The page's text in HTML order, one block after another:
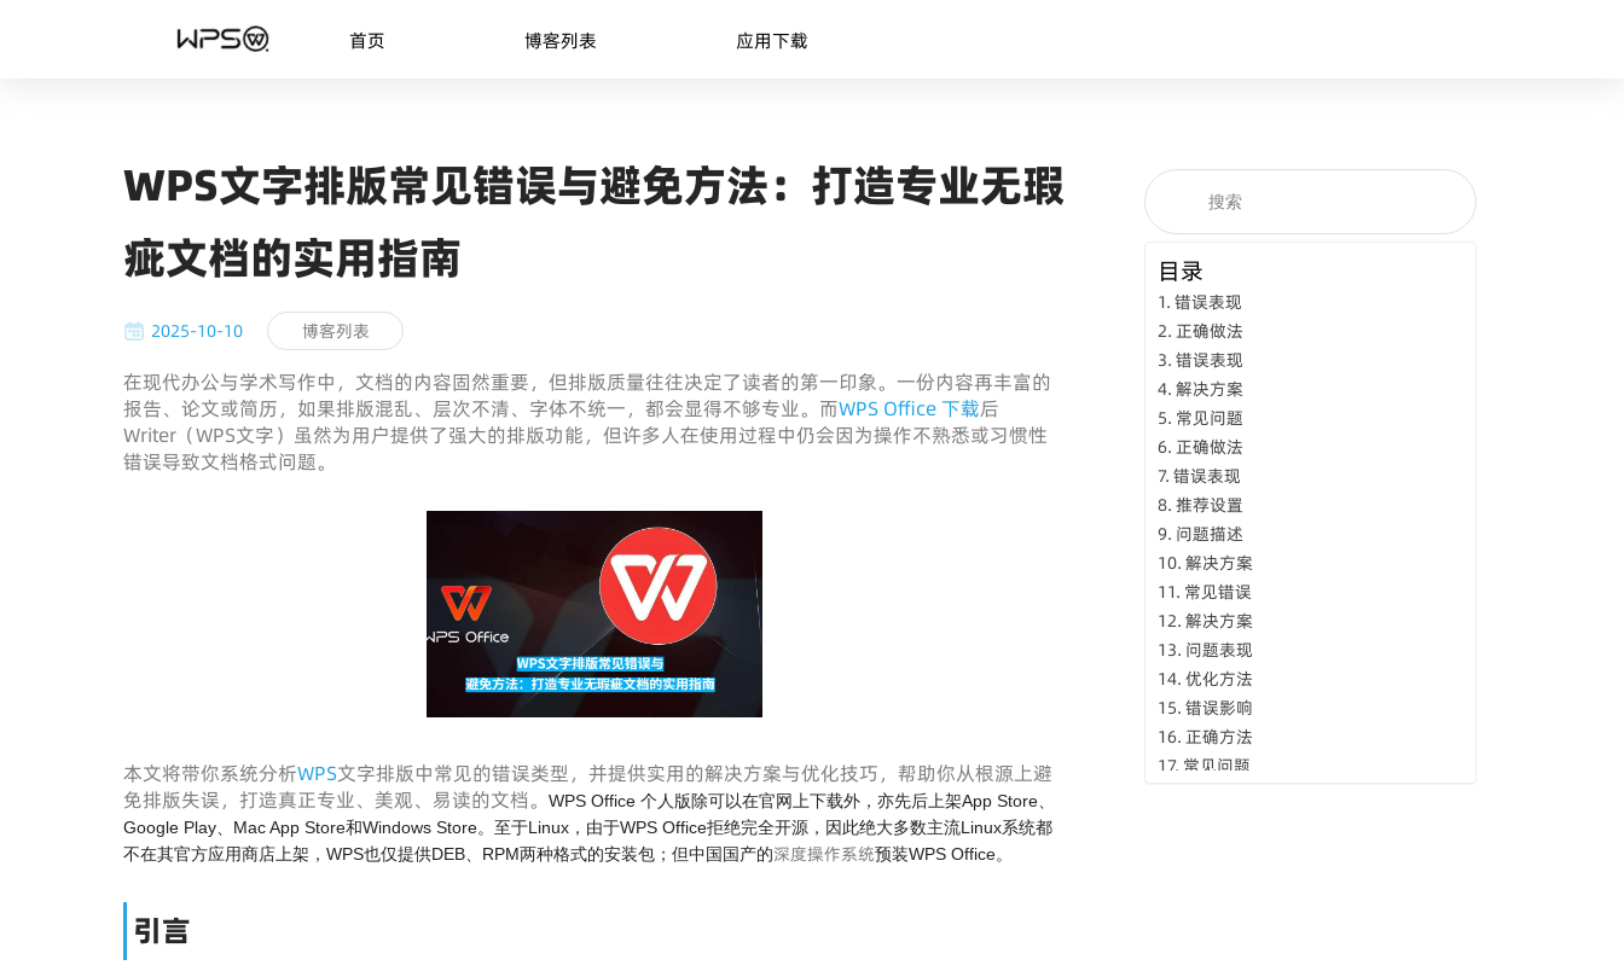
首页 博客列表 应用下载
WPS文字排版常见错误与避免方法：打造专业无瑕
疵文档的实用指南
2025-10-10 博客列表
在现代办公与学术写作中，文档的内容固然重要，但排版质量往往决定了读者的第一印象。一份内容再丰富的
报告、论文或简历，如果排版混乱、层次不清、字体不统一，都会显得不够专业。而WPS Office 下载后
Writer（WPS文字）虽然为用户提供了强大的排版功能，但许多人在使用过程中仍会因为操作不熟悉或习惯性
错误导致文档格式问题。
本文将带你系统分析WPS文字排版中常见的错误类型，并提供实用的解决方案与优化技巧，帮助你从根源上避
免排版失误，打造真正专业、美观、易读的文档。
WPS Office 个人版除可以在官网上下载外，亦先后上架App Store、
Google Play、Mac App Store和Windows Store。至于Linux，由于WPS Office拒绝完全开源，因此绝大多数主流Linux系统都
不在其官方应用商店上架，WPS也仅提供DEB、RPM两种格式的安装包；但中国国产的深度操作系统预装WPS Office。
引言
目录
错误表现
正确做法
错误表现
解决方案
常见问题
正确做法
错误表现
推荐设置
问题描述
解决方案
常见错误
解决方案
问题表现
优化方法
错误影响
正确方法
常见问题